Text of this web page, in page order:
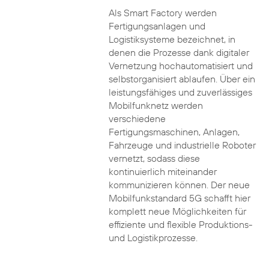
Als Smart Factory werden
Fertigungsanlagen und
Logistiksysteme bezeichnet, in
denen die Prozesse dank digitaler
Vernetzung hochautomatisiert und
selbstorganisiert ablaufen. Über ein
leistungsfähiges und zuverlässiges
Mobilfunknetz werden
verschiedene
Fertigungsmaschinen, Anlagen,
Fahrzeuge und industrielle Roboter
vernetzt, sodass diese
kontinuierlich miteinander
kommunizieren können. Der neue
Mobilfunkstandard 5G schafft hier
komplett neue Möglichkeiten für
effiziente und flexible Produktions-
und Logistikprozesse.